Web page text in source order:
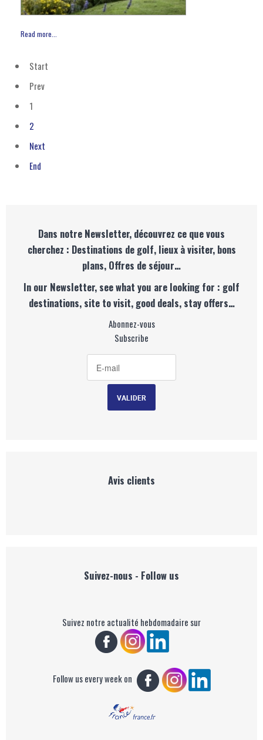
Read more...
Start
Prev
1
2
Next
End
Dans notre Newsletter, découvrez ce que vous
cherchez : Destinations de golf, lieux à visiter, bons
plans, Offres de séjour…
In our Newsletter, see what you are looking for : golf
destinations, site to visit, good deals, stay offers…
Abonnez-vous
Subscribe
Avis clients
Suivez-nous - Follow us
Suivez notre actualité hebdomadaire sur
Follow us every week on